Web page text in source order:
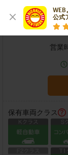
WEB
公式
住
営業
保有車両クラス